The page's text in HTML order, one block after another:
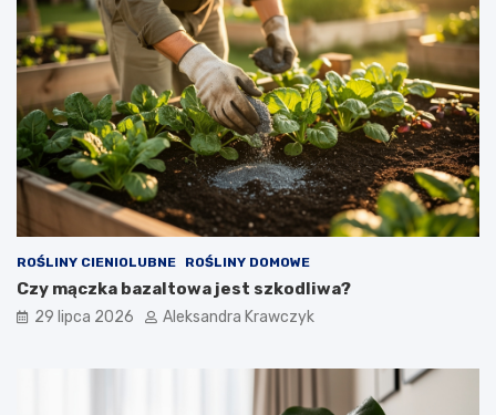
ROŚLINY CIENIOLUBNE ROŚLINY DOMOWE
Czy mączka bazaltowa jest szkodliwa?
29 lipca 2026 Aleksandra Krawczyk